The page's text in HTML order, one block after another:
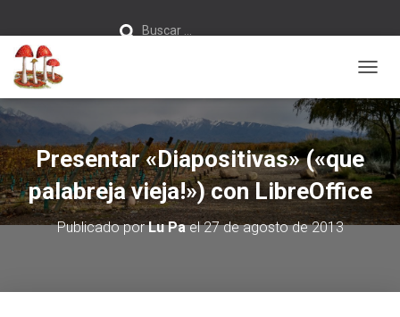
Buscar …
A
M
B
I
A
R
M
Presentar «Diapositivas» («que
palabreja vieja!») con LibreOffice
Publicado porLu Pael27 de agosto de 2013